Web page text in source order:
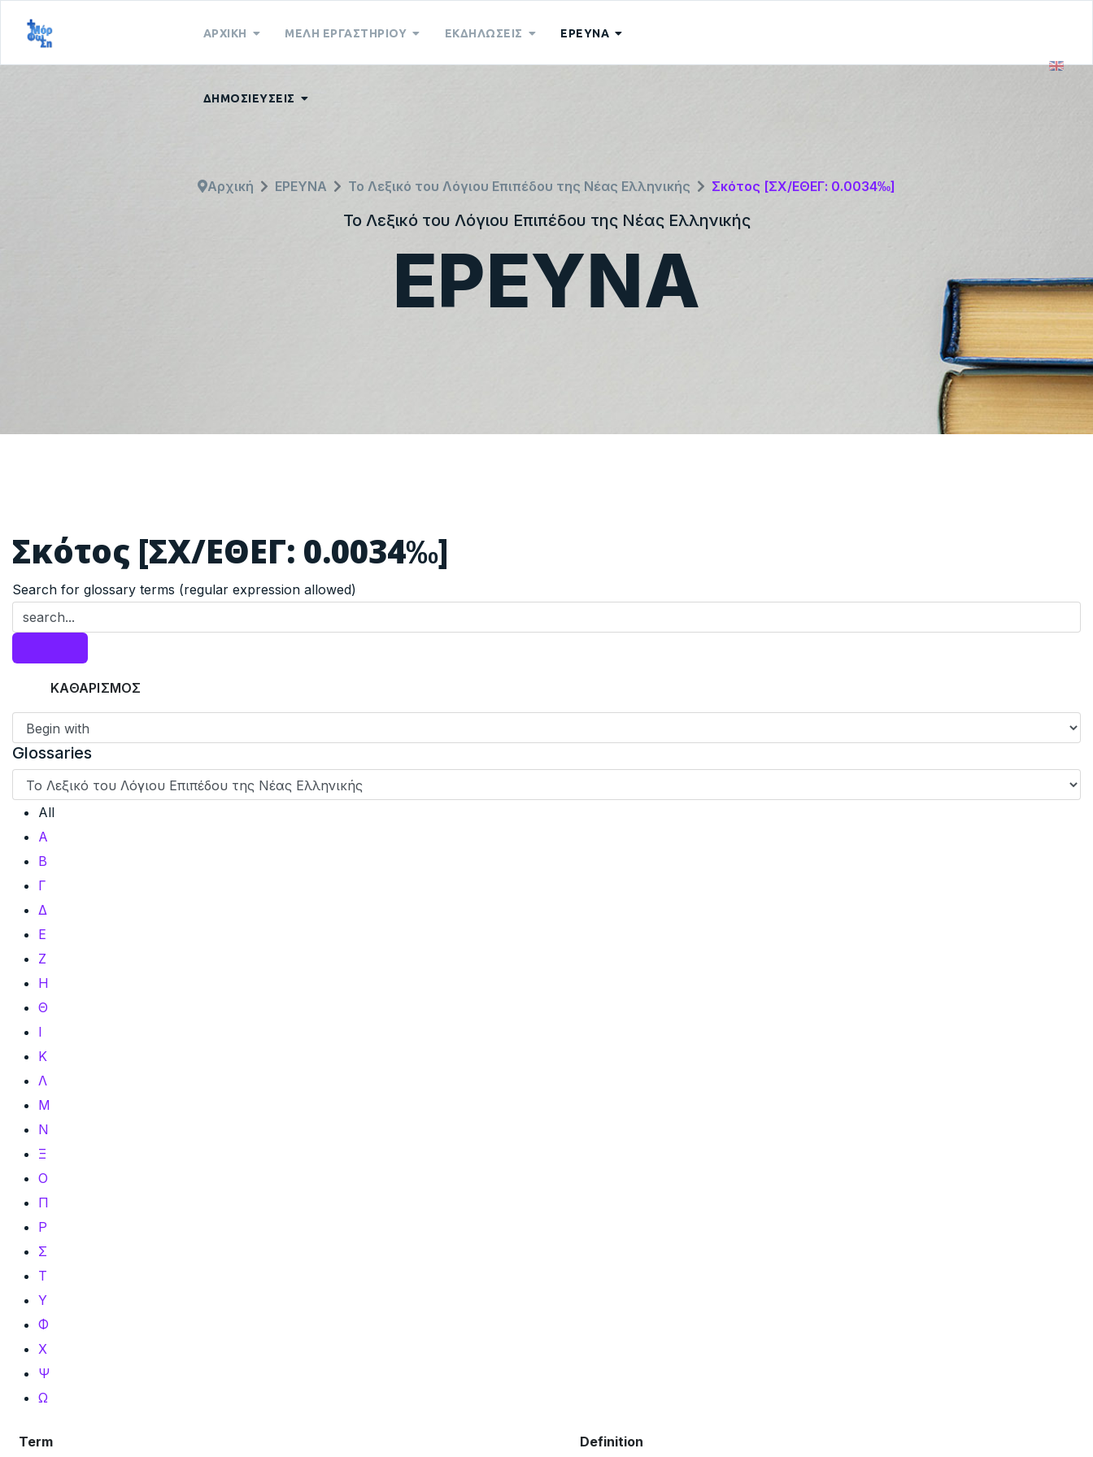
ΑΡΧΙΚΗ ΜΕΛΗ ΕΡΓΑΣΤΗΡΙΟΥ ΕΚΔΗΛΩΣΕΙΣ ΕΡΕΥΝΑ
ΔΗΜΟΣΙΕΥΣΕΙΣ
ΕΡΕΥΝΑ
Το Λεξικό του Λόγιου Επιπέδου της Νέας Ελληνικής
Αρχική ΕΡΕΥΝΑ Το Λεξικό του Λόγιου Επιπέδου της Νέας Ελληνικής Σκότος [ΣΧ/ΕΘΕΓ: 0.0034‰]
Σκότος [ΣΧ/ΕΘΕΓ: 0.0034‰]
Search for glossary terms (regular expression allowed)
Glossaries
All
Α
Β
Γ
Δ
Ε
Ζ
Η
Θ
Ι
Κ
Λ
Μ
Ν
Ξ
Ο
Π
Ρ
Σ
Τ
Υ
Φ
Χ
Ψ
Ω
Term Definition